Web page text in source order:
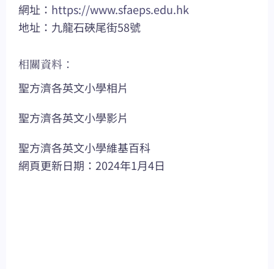
網址： https://www.sfaeps.edu.hk
地址：九龍石硤尾街58號
相關資料：
聖方濟各英文小學相片
聖方濟各英文小學影片
聖方濟各英文小學維基百科
網頁更新日期：2024年1月4日